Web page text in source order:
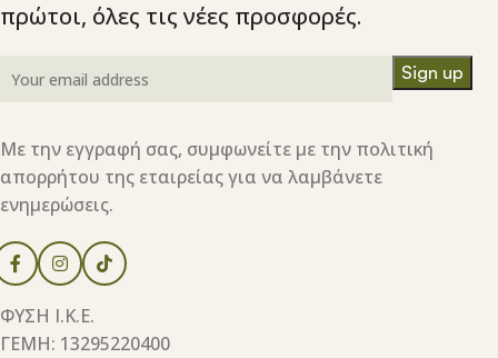
πρώτοι, όλες τις νέες προσφορές.
Με την εγγραφή σας, συμφωνείτε με την πολιτική
απορρήτου της εταιρείας για να λαμβάνετε
ενημερώσεις.
ΦΥΣΗ Ι.Κ.Ε.
ΓΕΜΗ: 13295220400